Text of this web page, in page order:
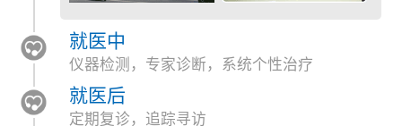
就医中
仪器检测，专家诊断，系统个性治疗
就医后
定期复诊，追踪寻访